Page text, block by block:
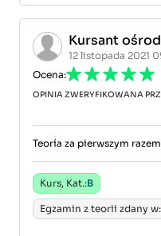
Kursant
12 listopada 2021
Ocena:
OPINIA ZWERYFIKOWANA
Teoría za pierwszym
Kurs, Kat.:B
Egzamin z teorii zdany w: